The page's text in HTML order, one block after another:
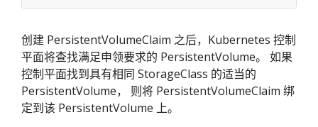
创建 PersistentVolumeClaim 之后，Kubernetes 控制
平面将查找满足申领要求的 PersistentVolume。 如果
控制平面找到具有相同 StorageClass 的适当的
PersistentVolume， 则将 PersistentVolumeClaim 绑
定到该 PersistentVolume 上。